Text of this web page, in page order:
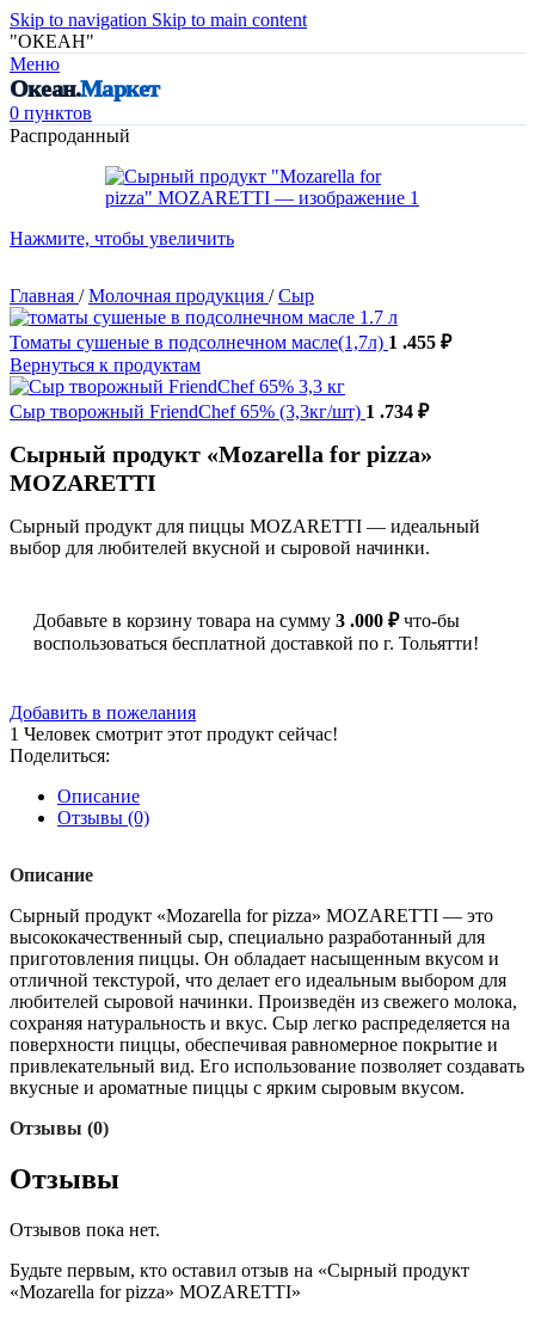
Skip to navigation Skip to main content
"ОКЕАН"
Меню
Океан.Маркет
0 пунктов
Распроданный
Нажмите, чтобы увеличить
Главная / Молочная продукция / Сыр
Томаты сушеные в подсолнечном масле(1,7л) 1 .455 ₽
Вернуться к продуктам
Сыр творожный FriendChef 65% (3,3кг/шт) 1 .734 ₽
Сырный продукт «Mozarella for pizza»
MOZARETTI
Сырный продукт для пиццы MOZARETTI — идеальный
выбор для любителей вкусной и сыровой начинки.
Добавьте в корзину товара на сумму 3 .000 ₽что-бы
воспользоваться бесплатной доставкой по г. Тольятти!
Добавить в пожелания
1 Человек смотрит этот продукт сейчас!
Поделиться:
Описание
Отзывы (0)
Описание
Сырный продукт «Mozarella for pizza» MOZARETTI — это
высококачественный сыр, специально разработанный для
приготовления пиццы. Он обладает насыщенным вкусом и
отличной текстурой, что делает его идеальным выбором для
любителей сыровой начинки. Произведён из свежего молока,
сохраняя натуральность и вкус. Сыр легко распределяется на
поверхности пиццы, обеспечивая равномерное покрытие и
привлекательный вид. Его использование позволяет создавать
вкусные и ароматные пиццы с ярким сыровым вкусом.
Отзывы (0)
Отзывы
Отзывов пока нет.
Будьте первым, кто оставил отзыв на «Сырный продукт
«Mozarella for pizza» MOZARETTI»